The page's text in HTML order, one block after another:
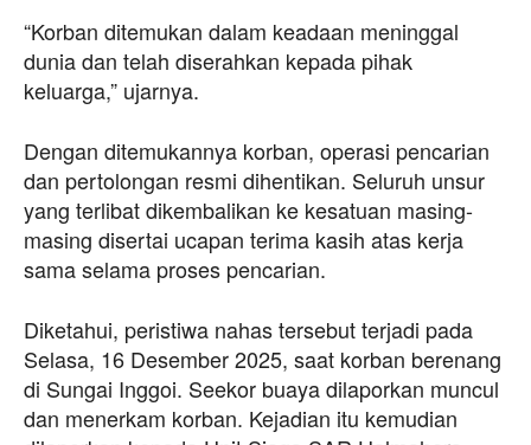
“Korban ditemukan dalam keadaan meninggal
dunia dan telah diserahkan kepada pihak
keluarga,” ujarnya.
Dengan ditemukannya korban, operasi pencarian
dan pertolongan resmi dihentikan. Seluruh unsur
yang terlibat dikembalikan ke kesatuan masing-
masing disertai ucapan terima kasih atas kerja
sama selama proses pencarian.
Diketahui, peristiwa nahas tersebut terjadi pada
Selasa, 16 Desember 2025, saat korban berenang
di Sungai Inggoi. Seekor buaya dilaporkan muncul
dan menerkam korban. Kejadian itu kemudian